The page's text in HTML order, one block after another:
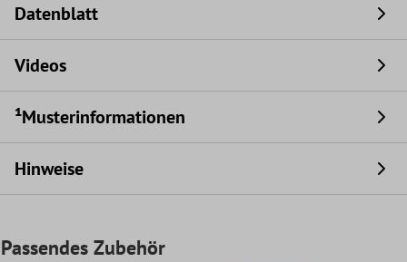
Datenblatt
Videos
¹Musterinformationen
Hinweise
Passendes Zubehör